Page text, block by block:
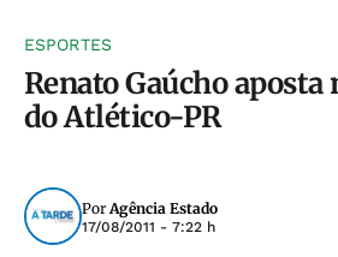
ESPORTES
Renato Gaúcho aposta
do Atlético-PR
PorAgência Estado
17/08/2011 - 7:22 h